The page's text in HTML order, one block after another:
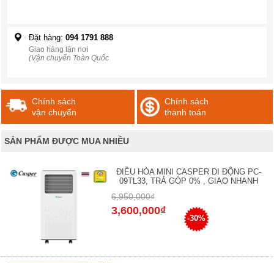
Đặt hàng: 094 1791 888
Giao hàng tận nơi
(Vận chuyển Toàn Quốc
Chính sách
vận chuyển
Chính sách
thanh toán
SẢN PHẨM ĐƯỢC MUA NHIỀU
ĐIỀU HÒA MINI CASPER DI ĐỘNG PC-
09TL33, TRẢ GÓP 0% , GIAO NHANH
6,950,000₫
3,600,000₫
-30%